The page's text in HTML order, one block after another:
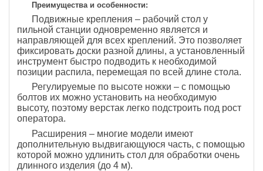
Преимущества и особенности:
Подвижные крепления – рабочий стол у
пильной станции одновременно является и
направляющей для всех креплений. Это позволяет
фиксировать доски разной длины, а установленный
инструмент быстро подводить к необходимой
позиции распила, перемещая по всей длине стола.
Регулируемые по высоте ножки – с помощью
болтов их можно установить на необходимую
высоту, поэтому верстак легко подстроить под рост
оператора.
Расширения – многие модели имеют
дополнительную выдвигающуюся часть, с помощью
которой можно удлинить стол для обработки очень
длинного изделия (до 4 м).